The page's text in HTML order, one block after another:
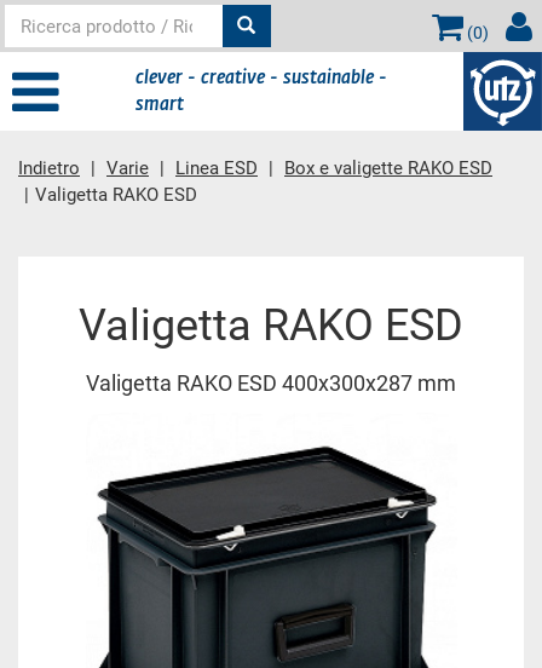
(0)
clever - creative - sustainable -
smart
Indietro Varie Linea ESD
Box e valigette RAKO ESD
Valigetta RAKO ESD
Valigetta RAKO ESD
Valigetta RAKO ESD 400x300x287 mm